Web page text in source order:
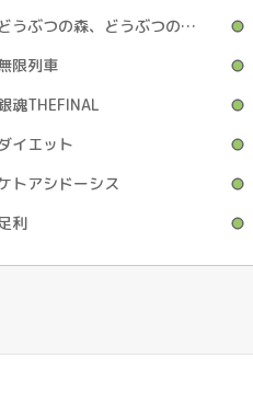
どうぶつの森、どうぶつの森ポケットキャンプ
限列車
魂THEFINAL
イエット
トアシドーシス
利